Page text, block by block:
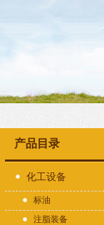
产品目录
化工设备
标油
注脂装备